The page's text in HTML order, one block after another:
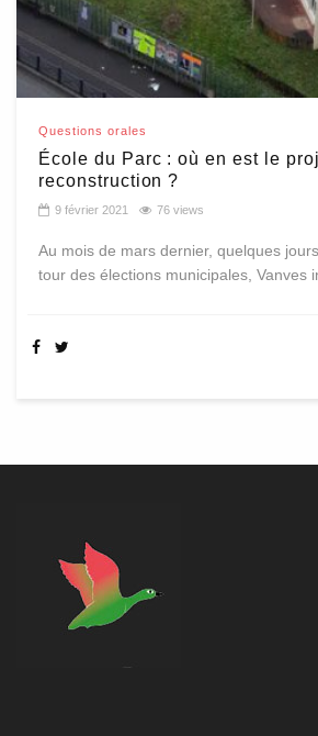
Questions orales
École du Parc : où en est le
reconstruction ?
9 février 2021 76 views
Au mois de mars dernier, quelques
tour des élections municipales, Vanves